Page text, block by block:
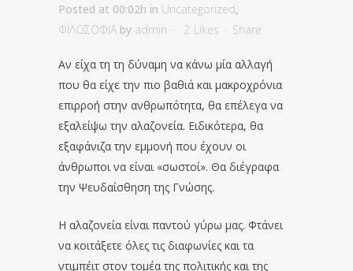
Posted at 00:02h in Uncategorized,
ΦΙΛΟΣΟΦΙΑ by admin 2 Likes Share
Αν είχα τη τη δύναμη να κάνω μία αλλαγή
που θα είχε την πιο βαθιά και μακροχρόνια
επιρροή στην ανθρωπότητα, θα επέλεγα να
εξαλείψω την αλαζονεία. Ειδικότερα, θα
εξαφάνιζα την εμμονή που έχουν οι
άνθρωποι να είναι «σωστοί». Θα διέγραφα
την Ψευδαίσθηση της Γνώσης.
Η αλαζονεία είναι παντού γύρω μας. Φτάνει
να κοιτάξετε όλες τις διαφωνίες και τα
ντιμπέιτ στον τομέα της πολιτικής και της